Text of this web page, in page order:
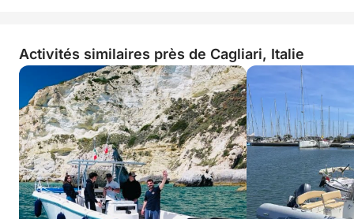
Activités similaires près de Cagliari, Italie